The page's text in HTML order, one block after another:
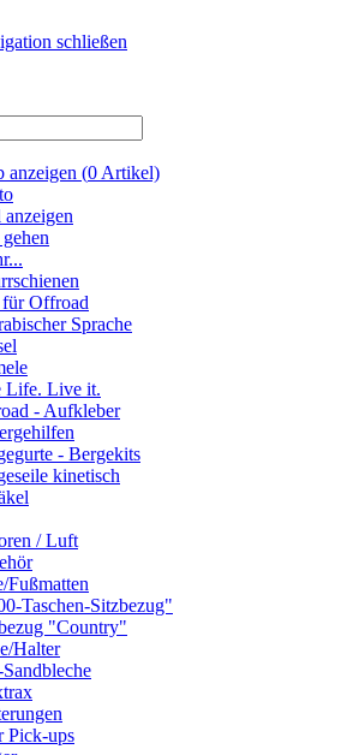
schließen
anzeigen (0 Artikel)
Offroad
Sprache
Life. Live it.
- Aufkleber
- Bergekits
kinetisch
/ Luft
Fußmatten
Taschen-Sitzbezug"
"Country"
Halter
Pick-ups